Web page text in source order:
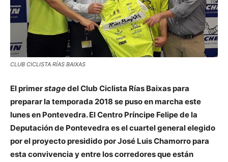
CLUB CICLISTA RÍAS BAIXAS
El primerstagedel Club Ciclista Rías Baixas para
preparar la temporada 2018 se puso en marcha este
lunes en Pontevedra. El Centro Príncipe Felipe de la
Deputación de Pontevedra es el cuartel general elegido
por el proyecto presidido por José Luis Chamorro para
esta convivencia y entre los corredores que están